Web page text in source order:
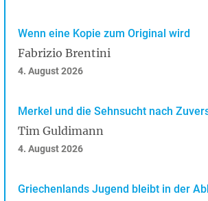
Wenn eine Kopie zum Original wird
Fabrizio Brentini
4. August 2026
Merkel und die Sehnsucht nach
Tim Guldimann
4. August 2026
Griechenlands Jugend bleibt in der